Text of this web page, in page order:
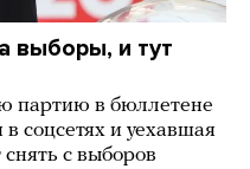
выборы, и тут
партию в бюллетене
соцсетях и уехавшая
с выборов